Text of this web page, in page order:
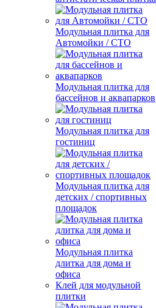
Модульная плитка для
Автомойки / СТО
Модульная плитка для
бассейнов и аквапарков
Модульная плитка для
гостиниц
Модульная плитка для
детских / спортивных
площадок
Модульная плитка
длитка для дома и
офиса
Клей для модульной
плитки